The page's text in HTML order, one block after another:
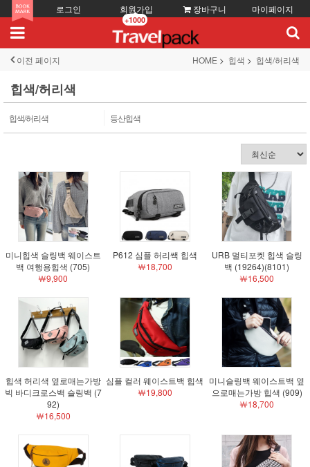
로그인 회원가입
+1000
장바구니 마이페이지
이전 페이지 HOME 힙색 힙색/허리색
힙색/허리색
힙색/허리색 등산힙색
미니힙색 슬링백 웨이스트
백 여행용힙색 (705)
￦9,900
P612 심플 허리쌕 힙색
￦18,700
URB 멀티포켓 힙색 슬링
백 (19264)(8101)
￦16,500
힙색 허리색 옆로매는가방
빅 바디크로스백 슬링백 (7
92)
￦16,500
심플 컬러 웨이스트백 힙색
￦19,800
미니슬링백 웨이스트백 옆
으로매는가방 힙색 (909)
￦18,700